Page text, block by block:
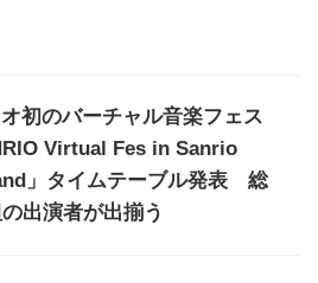
初のバーチャル音楽フェス
Virtual Fes in Sanrio
」タイムテーブル発表 総
出演者が出揃う